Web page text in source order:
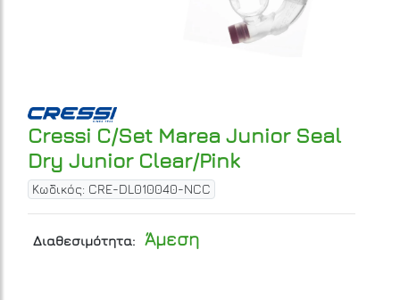
Cressi C/Set Marea Junior Seal
Dry Junior Clear/Pink
Κωδικός: CRE-DL010040-NCC
Διαθεσιμότητα: Άμεση